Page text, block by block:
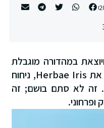
במהדורה מוגבלת
שבהחלט יסובב ראשים. הכירו את Herbae Iris, ניחוח
זה לא סתם בושם; זה
ופרחוני.